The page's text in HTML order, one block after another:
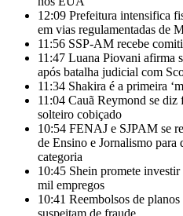
12:09 Prefeitura intensifica
em vias regulamentadas de
11:56 SSP-AM recebe
11:47 Luana Piovani afirma
após batalha judicial com
11:34 Shakira é a primeira
11:04 Cauã Reymond se diz
solteiro cobiçado
10:54 FENAJ e SJPAM se
de Ensino e Jornalismo para
categoria
10:45 Shein promete
mil empregos
10:41 Reembolsos de planos
suspeitam de fraude